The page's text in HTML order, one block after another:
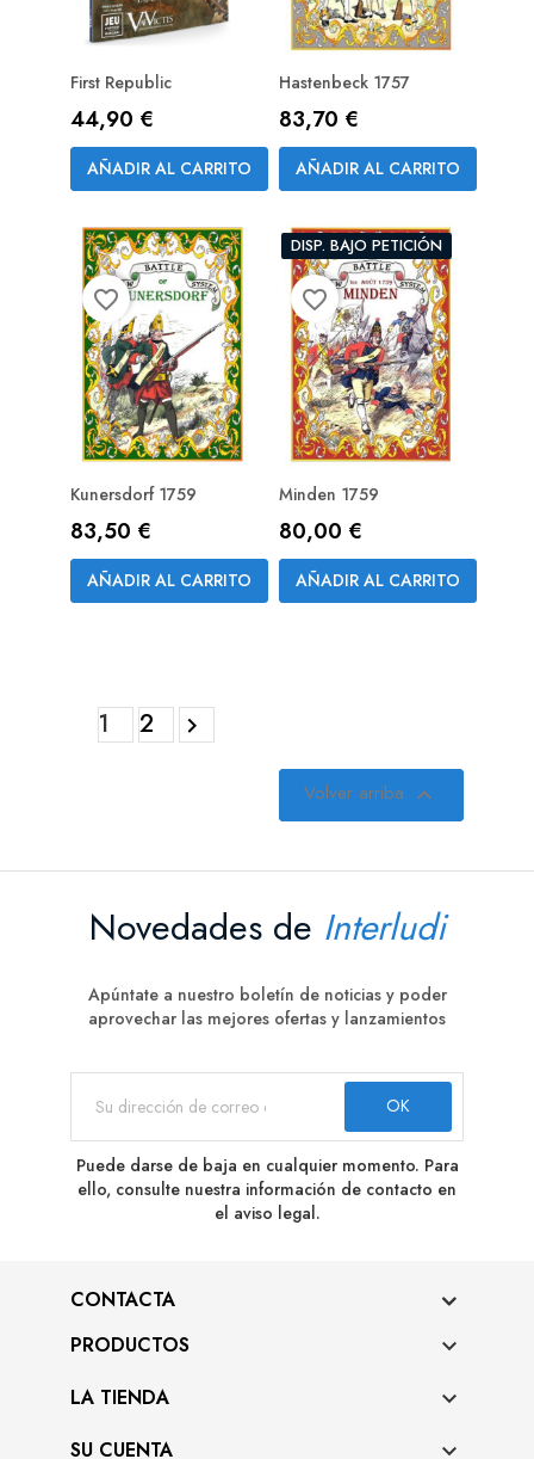
PREPEDIDO
First Republic
Precio
44,90 €
AÑADIR AL CARRITO
PREPEDIDO
Hastenbeck 1757
Precio
83,70 €
AÑADIR AL CARRITO
PREPEDIDO
Kunersdorf 1759
Precio
83,50 €
AÑADIR AL CARRITO
favorite_border
DISP. BAJO PETICIÓN
Minden 1759
Precio
80,00 €
AÑADIR AL CARRITO
favorite_border
1 2 
Volver arriba 
Novedades de Interludi
Apúntate a nuestro boletín de noticias y poder
aprovechar las mejores ofertas y lanzamientos
Puede darse de baja en cualquier momento. Para
ello, consulte nuestra información de contacto en
el aviso legal.
CONTACTA
PRODUCTOS

LA TIENDA 
SU CUENTA 